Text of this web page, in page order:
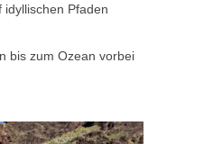
Pfaden
bis zum Ozean vorbei